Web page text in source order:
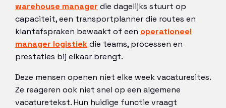
warehouse manager die dagelijks stuurt op
capaciteit, een transportplanner die routes en
klantafspraken bewaakt of een operationeel
manager logistiekdie teams, processen en
prestaties bij elkaar brengt.
Deze mensen openen niet elke week vacaturesites.
Ze reageren ook niet snel op een algemene
vacaturetekst. Hun huidige functie vraagt